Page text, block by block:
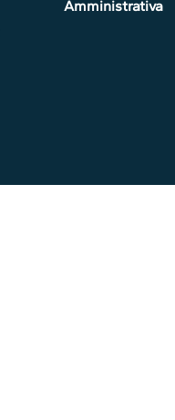
Amministrativa